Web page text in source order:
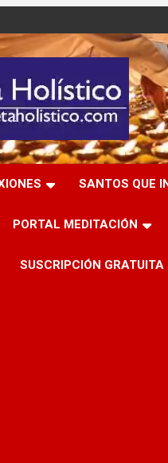
alternativas holísticas,
SANTOS QUE
PORTAL MEDITACIÓN
SUSCRIPCIÓN GRATUITA